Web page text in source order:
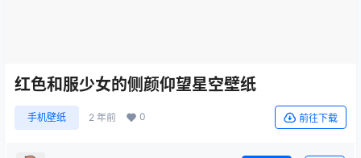
红色和服少女的侧颜仰望星空壁纸
手机壁纸 2 年前 0 前往下载